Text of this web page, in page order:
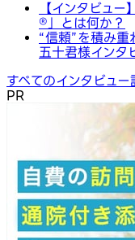
【インタビュ
®︎」とは何か？
“信頼”を積み
五十君様インタ
すべてのインタビュ
PR